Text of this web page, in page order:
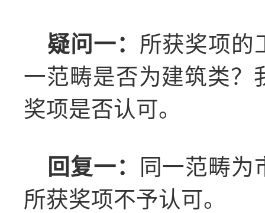
疑问一： 所获奖项的
一范畴是否为建筑类？
奖项是否认可。
回复一：
同一范畴为
所获奖项不予认可。